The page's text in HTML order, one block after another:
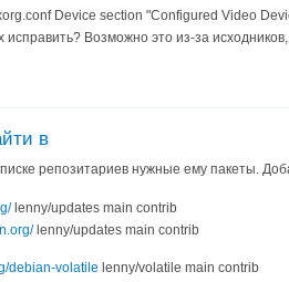
Device section "Configured Video
исправить? Возможно это из-за
в
репозитариев нужные ему пакеты.
lenny/updates main contrib
lenny/updates main contrib
debian-volatile lenny/volatile main contrib